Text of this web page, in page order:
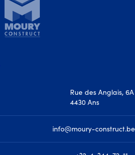
Rue des Anglais, 6A
4430 Ans
info@moury-construct.be